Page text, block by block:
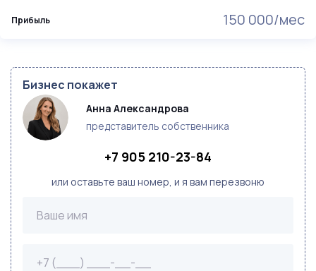
Прибыль 150 000/мес
Бизнес покажет
Анна Александрова
представитель собственника
+7 905 210-23-84
или оставьте ваш номер, и я вам перезвоню